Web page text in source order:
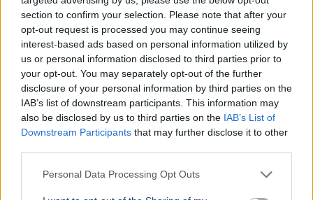
section to confirm your selection. Please note that after your
opt-out request is processed you may continue seeing
interest-based ads based on personal information utilized by
us or personal information disclosed to third parties prior to
your opt-out. You may separately opt-out of the further
disclosure of your personal information by third parties on the
IAB’s list of downstream participants. This information may
also be disclosed by us to third parties on the IAB’s List of
Downstream Participants that may further disclose it to other
Personal Data Processing Opt Outs